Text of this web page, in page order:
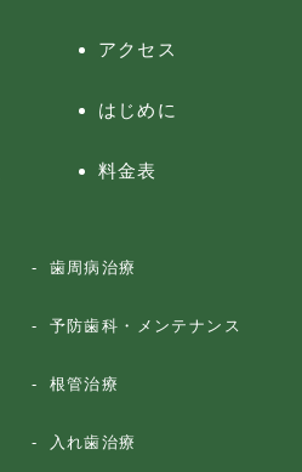
アクセス
はじめに
料金表
歯周病治療
予防歯科・メンテナンス
根管治療
入れ歯治療